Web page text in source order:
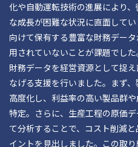
化や自動運転技術の進展により
な成長が困難な状況に直面して
向けて保有する豊富な財務デー
用されていないことが課題でし
財務データを経営資源として捉
なげる支援を行いました。まず
高度化し、利益率の高い製品群
特定。さらに、生産工程の原価
て分析することで、コスト削減
イントを見出しました。この取